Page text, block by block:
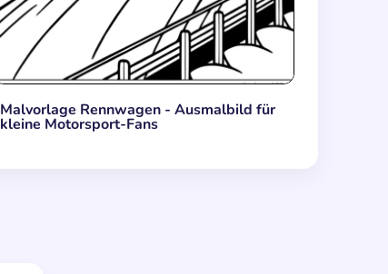
Malvorlage Rennwagen - Ausmalbild für
kleine Motorsport-Fans